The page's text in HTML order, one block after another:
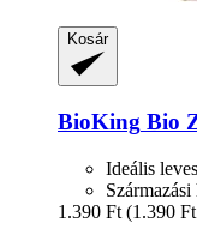
Kosár
BioKing Bio
Ideális
1.390 Ft (1.390